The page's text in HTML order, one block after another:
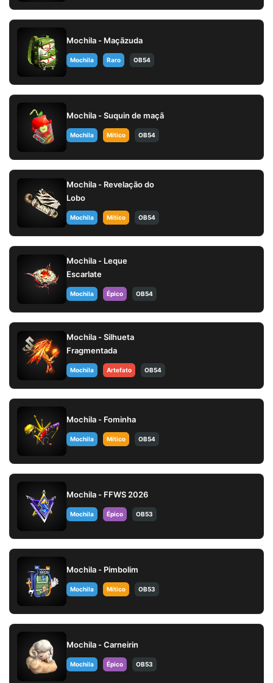
Mochila - Maçãzuda
Mochila Raro OB54
Mochila - Suquin de maçã
Mochila Mítico OB54
Mochila - Revelação do
Lobo
Mochila Mítico OB54
Mochila - Leque
Escarlate
Mochila Épico OB54
Mochila - Silhueta
Fragmentada
Mochila Artefato OB54
Mochila - Fominha
Mochila Mítico OB54
Mochila - FFWS 2026
Mochila Épico OB53
Mochila - Pimbolim
Mochila Mítico OB53
Mochila - Carneirin
Mochila Épico OB53